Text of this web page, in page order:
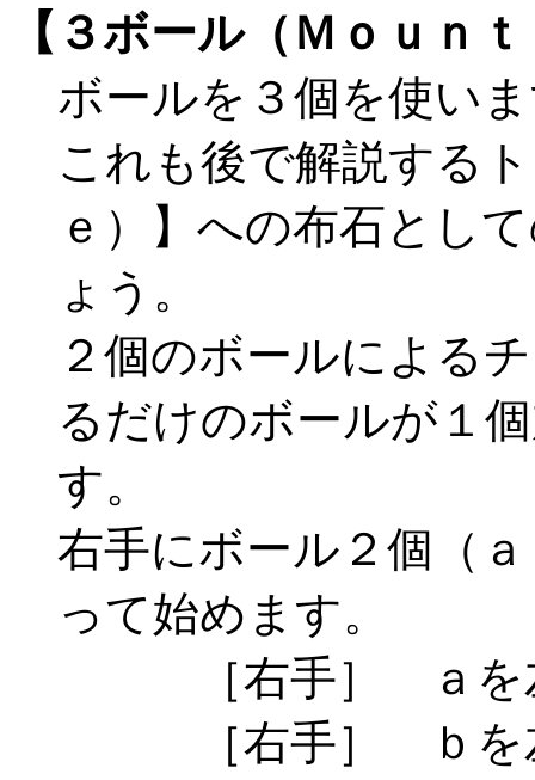
【３ボール（Ｍｏｕｎ
ボールを３個を使い
これも後で解説する
ｅ）】への布石とし
ょう。
２個のボールによる
るだけのボールが１
す。
右手にボール２個（
って始めます。
［右手］ ａを左
［右手］ ｂを左